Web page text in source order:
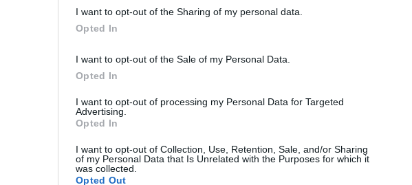
I want to opt-out of the Sharing of my personal data.
Opted In
I want to opt-out of the Sale of my Personal Data.
Opted In
I want to opt-out of processing my Personal Data for Targeted
Advertising.
Opted In
I want to opt-out of Collection, Use, Retention, Sale, and/or Sharing
of my Personal Data that Is Unrelated with the Purposes for which it
was collected.
Opted Out